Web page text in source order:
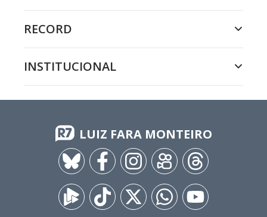
RECORD
INSTITUCIONAL
LUIZ FARA MONTEIRO